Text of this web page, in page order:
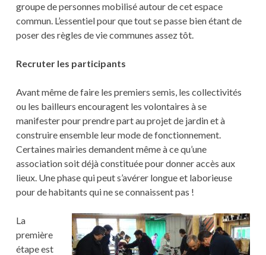
groupe de personnes mobilisé autour de cet espace
commun. L’essentiel pour que tout se passe bien étant de
poser des règles de vie communes assez tôt.
Recruter les participants
Avant même de faire les premiers semis, les collectivités
ou les bailleurs encouragent les volontaires à se
manifester pour prendre part au projet de jardin et à
construire ensemble leur mode de fonctionnement.
Certaines mairies demandent même à ce qu’une
association soit déjà constituée pour donner accès aux
lieux. Une phase qui peut s’avérer longue et laborieuse
pour de habitants qui ne se connaissent pas !
La
première
étape est